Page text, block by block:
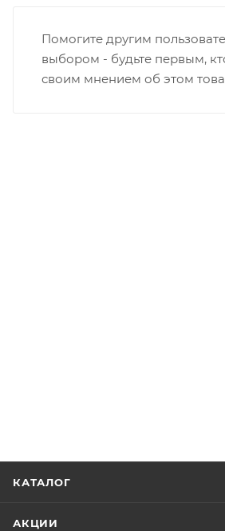
Помогите другим
выбором - будьте первым,
своим мнением об этом
КАТАЛОГ
АКЦИИ